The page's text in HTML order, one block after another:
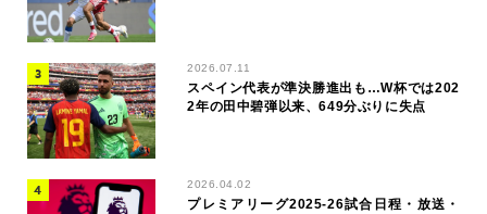
2026.07.11
スペイン代表が準決勝進出も…W杯では202
2年の田中碧弾以来、649分ぶりに失点
2026.04.02
プレミアリーグ2025-26試合日程・放送・